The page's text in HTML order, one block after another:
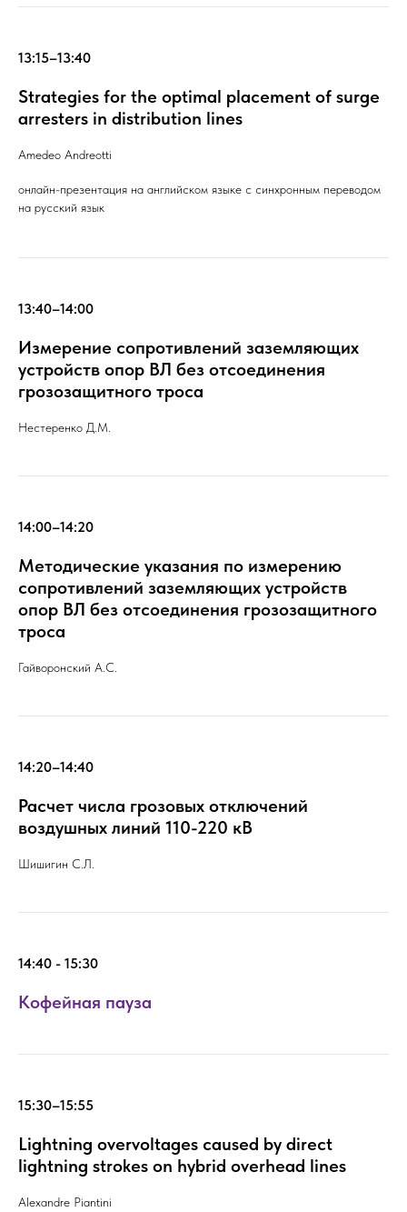
13:15–13:40
Strategies for the optimal placement of surge
arresters in distribution lines
Amedeo Andreotti
онлайн-презентация на английском языке с синхронным переводом
на русский язык
13:40–14:00
Измерение сопротивлений заземляющих
устройств опор ВЛ без отсоединения
грозозащитного троса
Нестеренко Д.М.
14:00–14:20
Методические указания по измерению
сопротивлений заземляющих устройств
опор ВЛ без отсоединения грозозащитного
троса
Гайворонский А.С.
14:20–14:40
Расчет числа грозовых отключений
воздушных линий 110-220 кВ
Шишигин С.Л.
14:40 - 15:30
Кофейная пауза
15:30–15:55
Lightning overvoltages caused by direct
lightning strokes on hybrid overhead lines
Alexandre Piantini